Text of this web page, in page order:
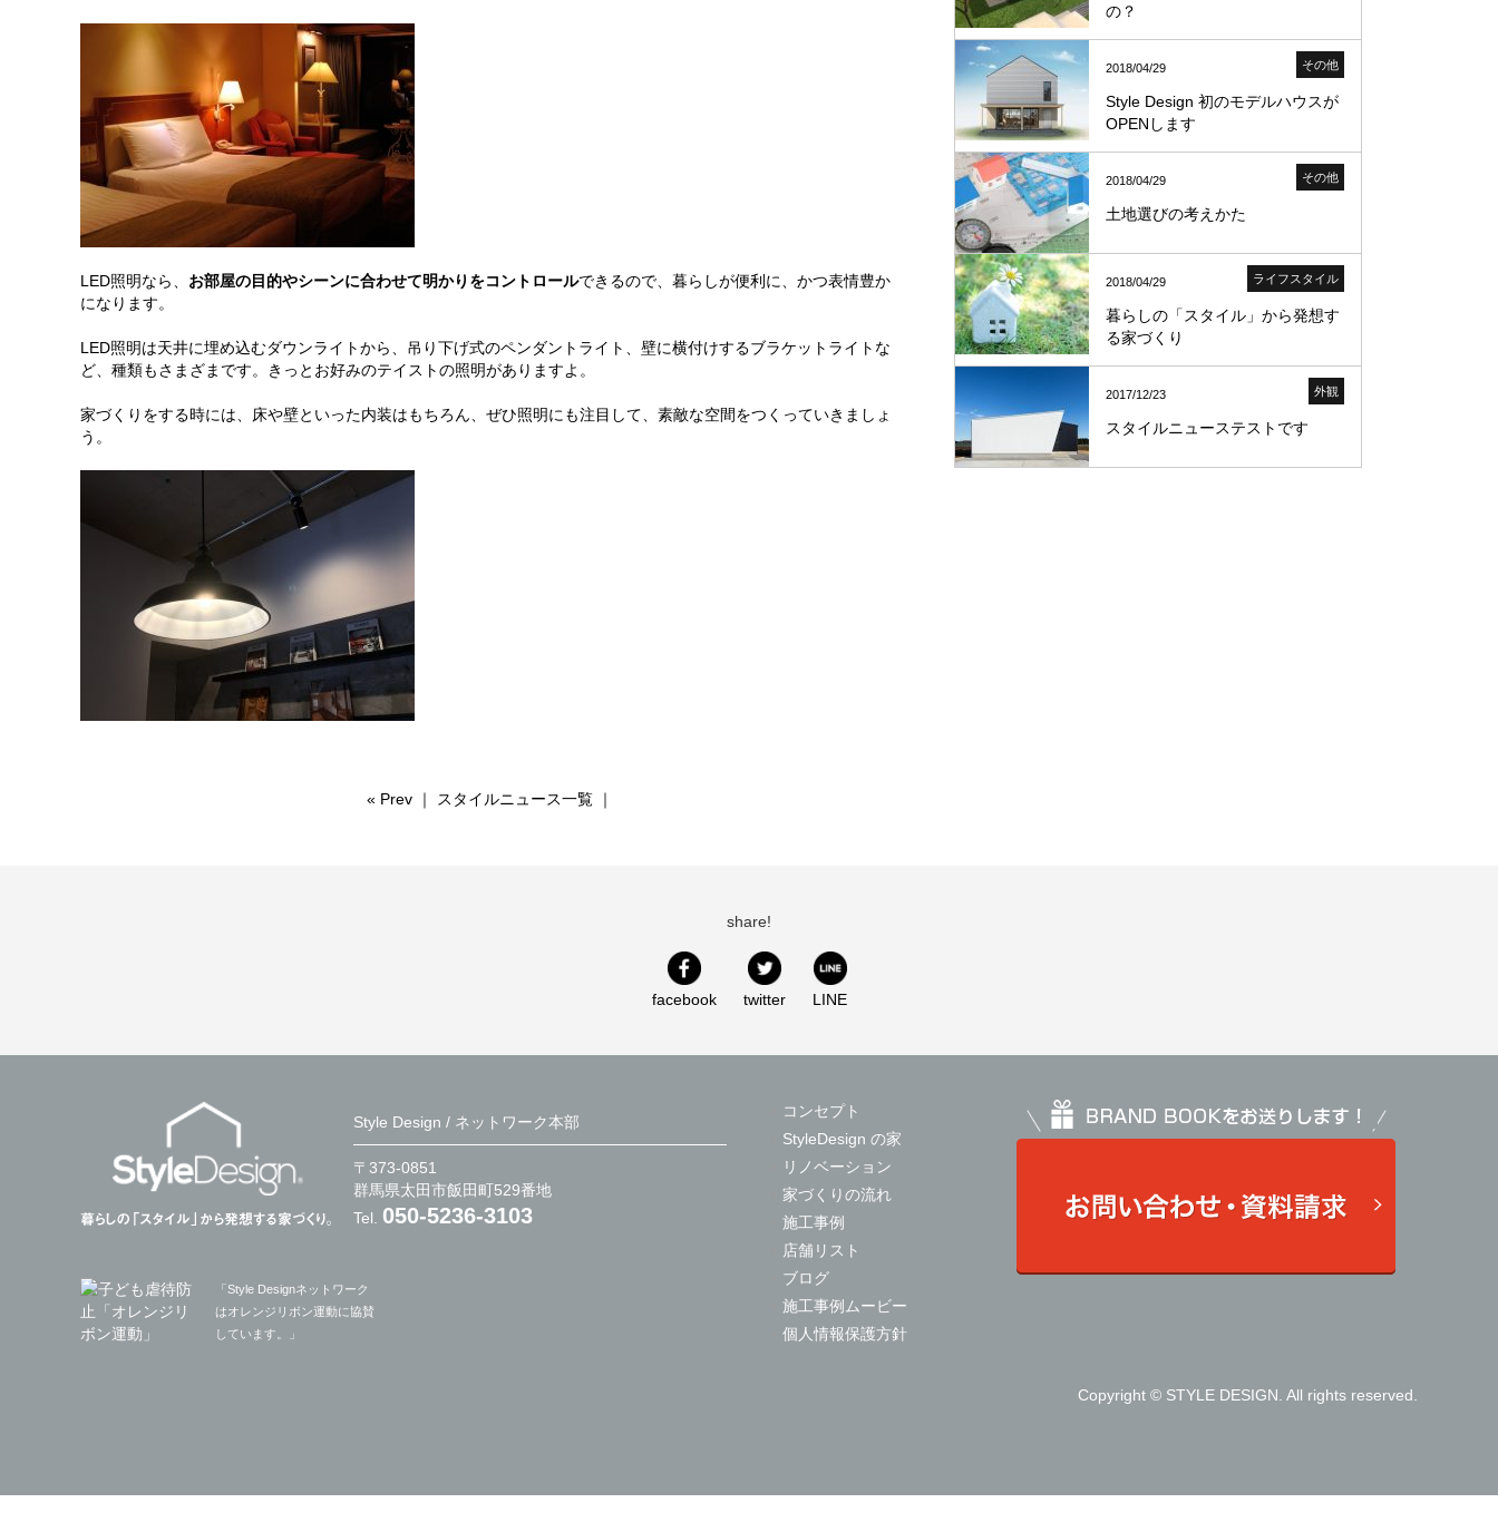
LED照明なら、 お部屋の目的やシーンに合わせて明かりをコントロールできるので、暮らしが便利に、かつ表情豊か
になります。
LED照明は天井に埋め込むダウンライトから、吊り下げ式のペンダントライト、壁に横付けするブラケットライトな
ど、種類もさまざまです。きっとお好みのテイストの照明がありますよ。
家づくりをする時には、床や壁といった内装はもちろん、ぜひ照明にも注目して、素敵な空間をつくっていきましょ
う。
« Prev｜ スタイルニュース一覧｜
の？
2018/04/29 その他
Style Design 初のモデルハウスが
OPENします
2018/04/29 その他
土地選びの考えかた
2018/04/29 ライフスタイル
暮らしの「スタイル」から発想す
る家づくり
2017/12/23 外観
スタイルニューステストです
share!
facebook twitter LINE
Style Design / ネットワーク本部
〒373-0851
群馬県太田市飯田町529番地
Tel. 050-5236-3103
コンセプト
StyleDesign の家
リノベーション
家づくりの流れ
施工事例
店舗リスト
ブログ
施工事例ムービー
個人情報保護方針
「Style Designネットワーク
はオレンジリボン運動に協賛
しています。」
Copyright © STYLE DESIGN. All rights reserved.